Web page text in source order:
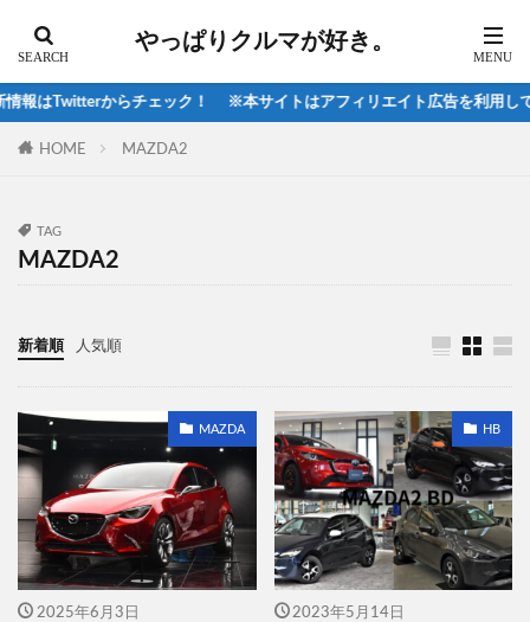
やっぱりクルマが好き。
ヴェゼル2021 ヴェラール ヴェローチェ
三菱 佐藤健寿 奇界遺産 山口県
岡山国際サーキット 広島マツダ
広島マツダ石内山田
新型アウトバック
新型ノート
津和野 直6 直6FR 西村キャンプ場
試乗ブログ 試乗体感イベント 軽EV
検索
はTwitterからチェック！ ※本サイトはアフィリエイト広告を利用してい
HOME MAZDA2
TAG
MAZDA2
新着順 人気順
MAZDA
2025年6月3日
HB
2023年5月14日